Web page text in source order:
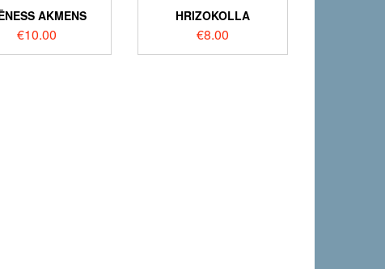
AKMENS
€10.00
HRIZOKOLLA
€8.00